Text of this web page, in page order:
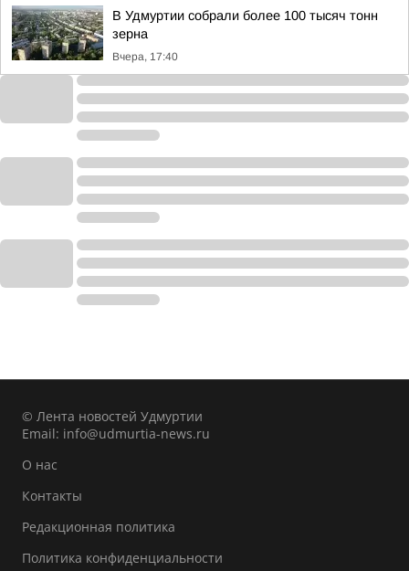
В Удмуртии собрали более 100 тысяч тонн
зерна
Вчера, 17:40
© Лента новостей Удмуртии
Email: info@udmurtia-news.ru
О нас
Контакты
Редакционная политика
Политика конфиденциальности